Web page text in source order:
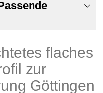
flaches
zur
Göttingen